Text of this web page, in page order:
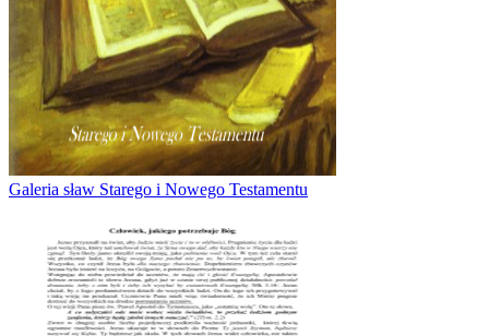
Galeria sław Starego i Nowego Testamentu